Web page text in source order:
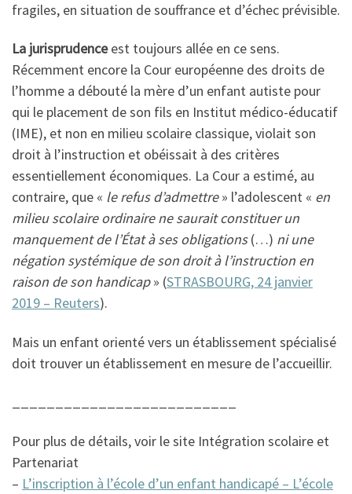
fragiles, en situation de souffrance et d’échec prévisible.
La jurisprudenceest toujours allée en ce sens.
Récemment encore la Cour européenne des droits de
l’homme a débouté la mère d’un enfant autiste pour
qui le placement de son fils en Institut médico-éducatif
(IME), et non en milieu scolaire classique, violait son
droit à l’instruction et obéissait à des critères
essentiellement économiques. La Cour a estimé, au
contraire, que « le refus d’admettre» l’adolescent « en
milieu scolaire ordinaire ne saurait constituer un
manquement de l’État à ses obligations(…) ni une
négation systémique de son droit à l’instruction en
raison de son handicap» (STRASBOURG, 24 janvier
2019 – Reuters).
Mais un enfant orienté vers un établissement spécialisé
doit trouver un établissement en mesure de l’accueillir.
Pour plus de détails, voir le site Intégration scolaire et
Partenariat
– L’inscription à l’école d’un enfant handicapé – L’école